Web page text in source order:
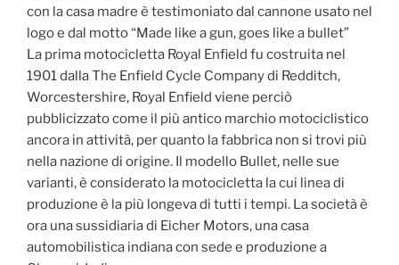
con la casa madre è testimoniato dal cannone usato nel
logo e dal motto “Made like a gun, goes like a bullet”
La prima motocicletta Royal Enfield fu costruita nel
1901 dalla The Enfield Cycle Company di Redditch,
Worcestershire, Royal Enfield viene perciò
pubblicizzato come il più antico marchio motociclistico
ancora in attività, per quanto la fabbrica non si trovi più
nella nazione di origine. Il modello Bullet, nelle sue
varianti, è considerato la motocicletta la cui linea di
produzione è la più longeva di tutti i tempi. La società è
ora una sussidiaria di Eicher Motors, una casa
automobilistica indiana con sede e produzione a